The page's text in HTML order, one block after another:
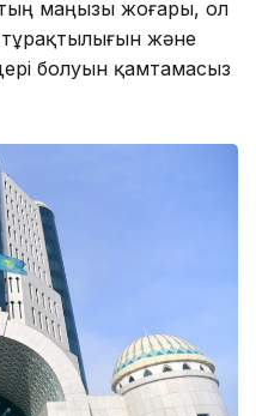
маңызы жоғары, ол
тұрақтылығын және
болуын қамтамасыз